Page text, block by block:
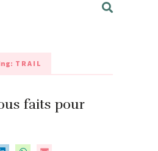
TRAIL
faits pour